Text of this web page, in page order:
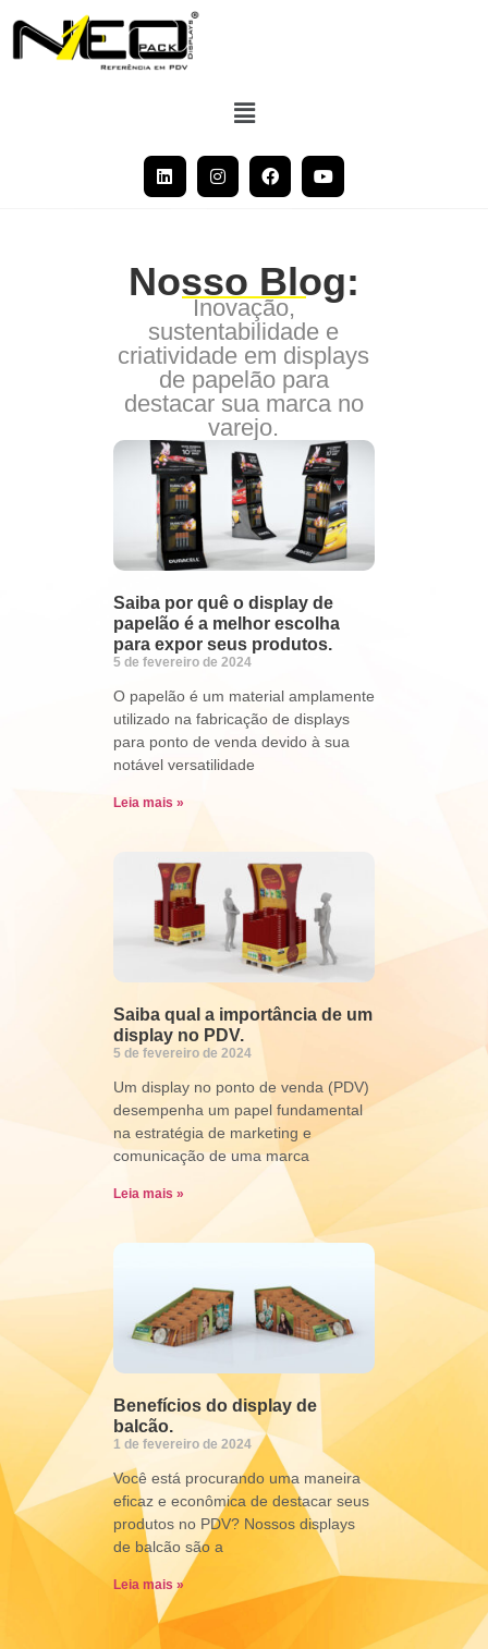
Nosso Blog:
Inovação,
sustentabilidade e
criatividade em displays
de papelão para
destacar sua marca no
varejo.
Saiba por quê o display de
papelão é a melhor escolha
para expor seus produtos.
5 de fevereiro de 2024
O papelão é um material amplamente
utilizado na fabricação de displays
para ponto de venda devido à sua
notável versatilidade
Leia mais »
Saiba qual a importância de um
display no PDV.
5 de fevereiro de 2024
Um display no ponto de venda (PDV)
desempenha um papel fundamental
na estratégia de marketing e
comunicação de uma marca
Leia mais »
Benefícios do display de
balcão.
1 de fevereiro de 2024
Você está procurando uma maneira
eficaz e econômica de destacar seus
produtos no PDV? Nossos displays
de balcão são a
Leia mais »